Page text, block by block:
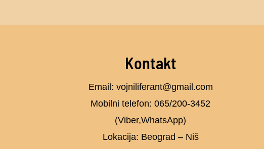
Kontakt
Email: vojniliferant@gmail.com
Mobilni telefon: 065/200-3452
(Viber,WhatsApp)
Lokacija: Beograd – Niš